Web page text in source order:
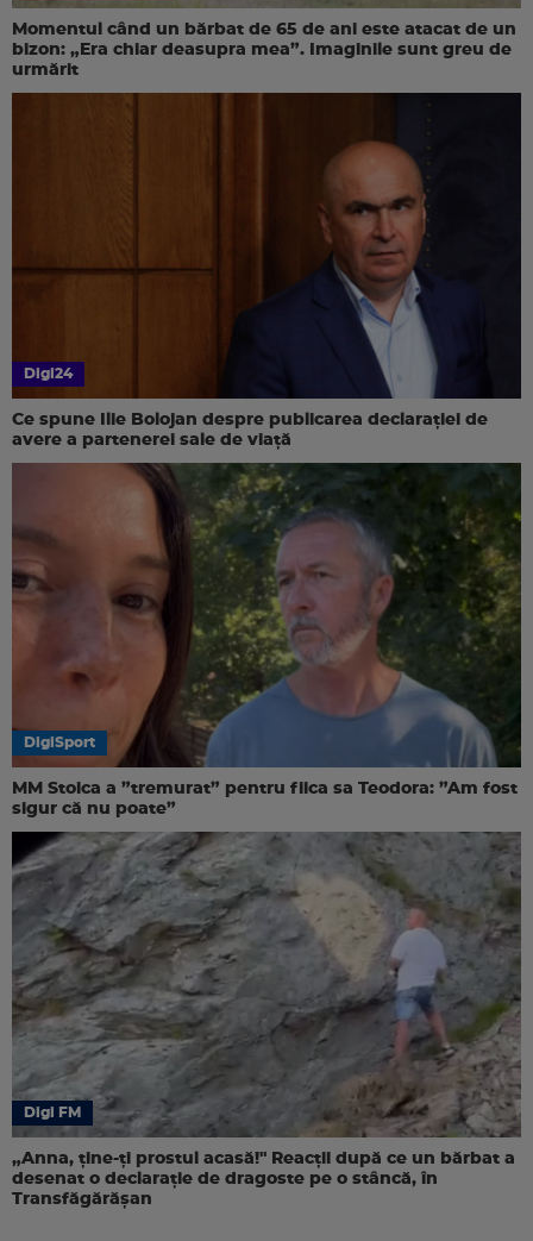
Momentul când un bărbat de 65 de ani este atacat de un
bizon: „Era chiar deasupra mea”. Imaginile sunt greu de
urmărit
Digi24
Ce spune Ilie Bolojan despre publicarea declarației de
avere a partenerei sale de viață
DigiSport
MM Stoica a ”tremurat” pentru fiica sa Teodora: ”Am fost
sigur că nu poate”
Digi FM
„Anna, ţine-ţi prostul acasă!" Reacţii după ce un bărbat a
desenat o declaraţie de dragoste pe o stâncă, în
Transfăgărăşan